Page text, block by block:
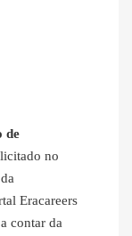
de
no
Eracareers
contar da